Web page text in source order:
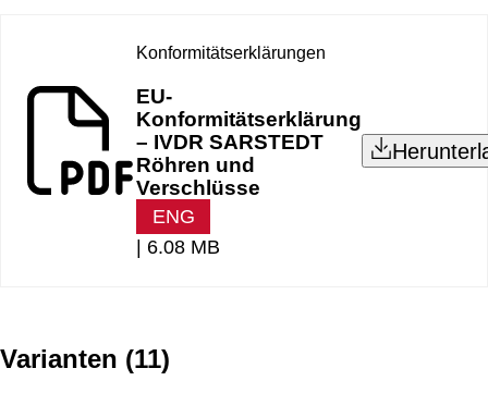
Konformitätserklärungen
EU-
Konformitätserklärung
– IVDR SARSTEDT
Röhren und
Verschlüsse
ENG
6.08 MB
Varianten (11)